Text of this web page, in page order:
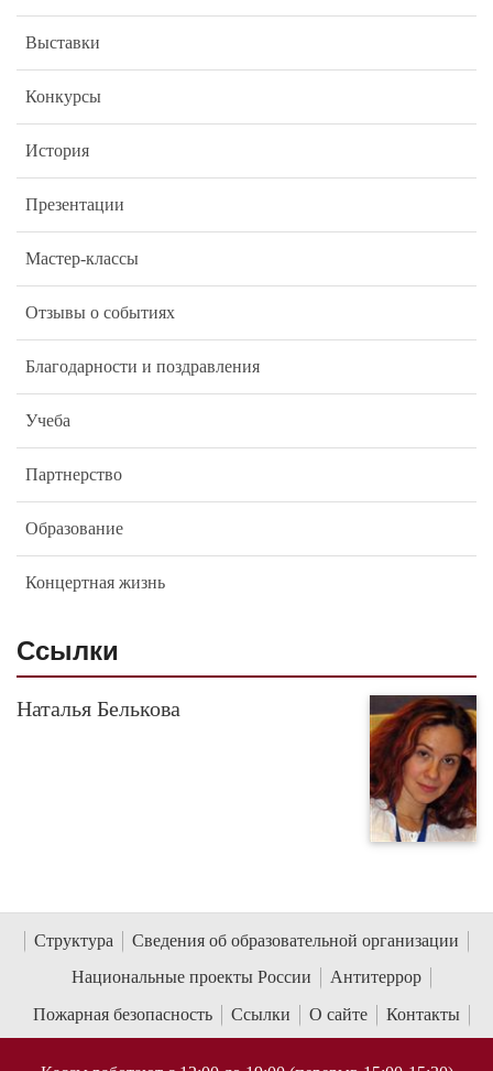
Выставки
Конкурсы
История
Презентации
Мастер-классы
Отзывы о событиях
Благодарности и поздравления
Учеба
Партнерство
Образование
Концертная жизнь
Cсылки
Наталья Белькова
Структура
Сведения об образовательной организации
Национальные проекты России
Антитеррор
Пожарная безопасность
Ссылки О сайте Контакты